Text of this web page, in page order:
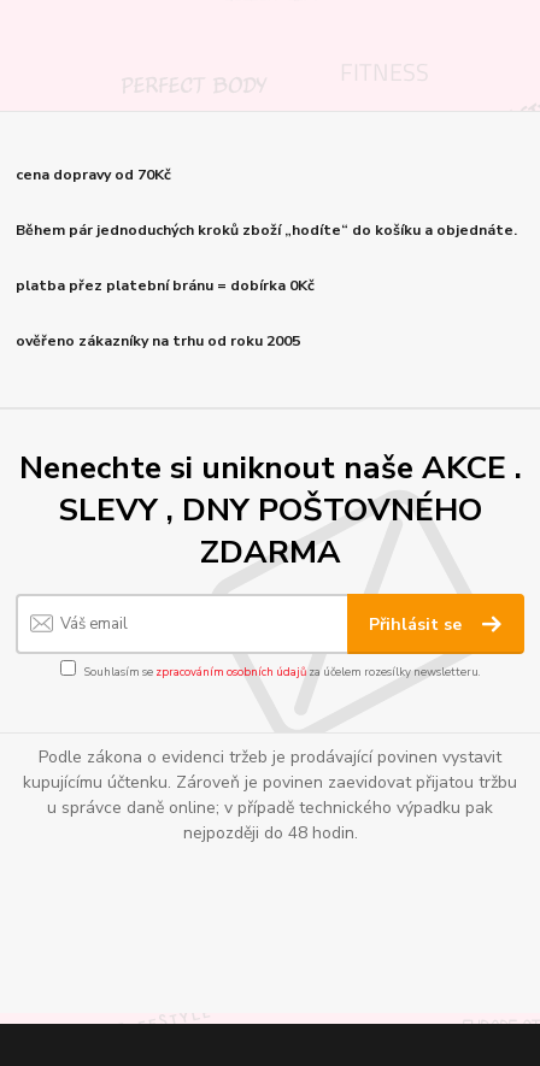
cena dopravy od 70Kč
Během pár jednoduchých kroků zboží „hodíte“ do košíku a objednáte.
platba přez platební bránu = dobírka 0Kč
ověřeno zákazníky na trhu od roku 2005
Nenechte si uniknout naše AKCE .
SLEVY , DNY POŠTOVNÉHO
ZDARMA
Přihlásit se
Souhlasím se zpracováním osobních údajůza účelem rozesílky newsletteru.
Podle zákona o evidenci tržeb je prodávající povinen vystavit
kupujícímu účtenku. Zároveň je povinen zaevidovat přijatou tržbu
u správce daně online; v případě technického výpadku pak
nejpozději do 48 hodin.